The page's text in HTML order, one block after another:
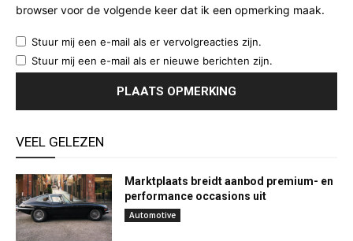
browser voor de volgende keer dat ik een opmerking maak.
Stuur mij een e-mail als er vervolgreacties zijn.
Stuur mij een e-mail als er nieuwe berichten zijn.
VEEL GELEZEN
Marktplaats breidt aanbod premium- en
performance occasions uit
Automotive